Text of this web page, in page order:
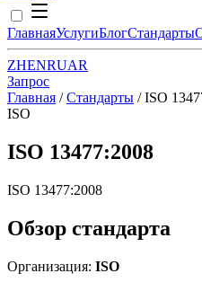
ГлавнаяУслугиБлогСтандарты
ZHENRUAR
Запрос
Главная / Стандарты / ISO
ISO
ISO 13477:2008
ISO 13477:2008
Обзор стандарта
Организация: ISO